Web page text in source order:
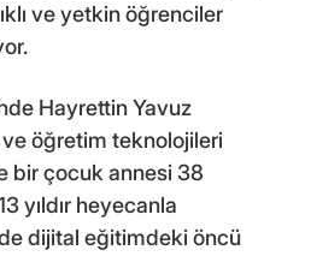
ve yetkin öğrenciler
Hayrettin Yavuz
öğretim teknolojileri
bir çocuk annesi 38
yıldır heyecanla
dijital eğitimdeki öncü